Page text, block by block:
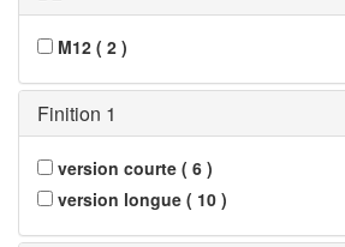
M12 ( 2 )
Finition 1
version courte ( 6 )
version longue ( 10 )